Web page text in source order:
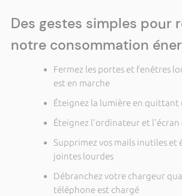
Des gestes simples pour
notre consommation
Fermez les portes et fenêtres
est en marche
Éteignez la lumière en quittant
Éteignez l'ordinateur et l'écran
Supprimez vos mails inutiles et
jointes lourdes
Débranchez votre chargeur
téléphone est chargé